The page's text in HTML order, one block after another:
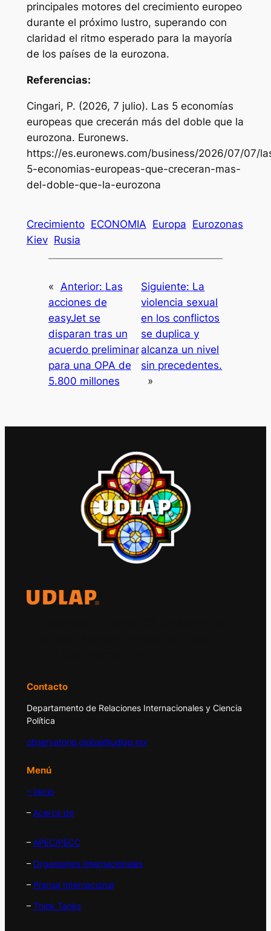
principales motores del crecimiento europeo
durante el próximo lustro, superando con
claridad el ritmo esperado para la mayoría
de los países de la eurozona.
Referencias:
Cingari, P. (2026, 7 julio). Las 5 economías
europeas que crecerán más del doble que la
eurozona. Euronews.
https://es.euronews.com/business/2026/07/07/
5-economias-europeas-que-creceran-mas-
del-doble-que-la-eurozona
Crecimiento ECONOMIA Europa Eurozonas
Kiev Rusia
« Anterior: Las
acciones de
easyJet se
disparan tras un
acuerdo preliminar
para una OPA de
5.800 millones
Siguiente: La
violencia sexual
en los conflictos
se duplica y
alcanza un nivel
sin precedentes.
»
Contacto
Departamento de Relaciones Internacionales y Ciencia
Política
observatorio.global@udlap.mx
Menú
– Inicio
– Acerca de
– APEC/PECC
– Organismos Internacionales
– Prensa Internacional
– Think Tanks